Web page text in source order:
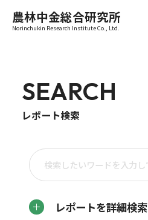
農林中金総合研究所
Norinchukin Research Institute Co., Ltd.
SEARCH
レポート検索
レポートを詳細検索